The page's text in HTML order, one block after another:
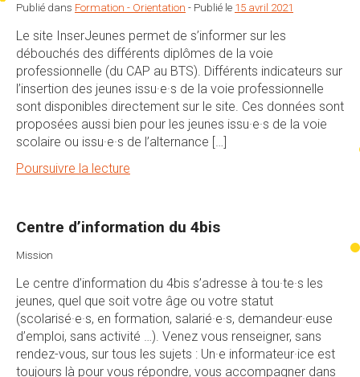
Publié dans Formation - Orientation - Publié le 15 avril 2021
Le site InserJeunes permet de s’informer sur les
débouchés des différents diplômes de la voie
professionnelle (du CAP au BTS). Différents indicateurs sur
l’insertion des jeunes issu·e·s de la voie professionnelle
sont disponibles directement sur le site. Ces données sont
proposées aussi bien pour les jeunes issu·e·s de la voie
scolaire ou issu·e·s de l’alternance […]
Poursuivre la lecture
Centre d’information du 4bis
Mission
Le centre d’information du 4bis s’adresse à tou·te·s les
jeunes, quel que soit votre âge ou votre statut
(scolarisé·e·s, en formation, salarié·e·s, demandeur·euse
d’emploi, sans activité …). Venez vous renseigner, sans
rendez-vous, sur tous les sujets : Un·e informateur·ice est
toujours là pour vous répondre, vous accompagner dans